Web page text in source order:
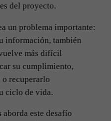
del proyecto.
un problema importante:
información, también
más difícil
su cumplimiento,
recuperarlo
ciclo de vida.
aborda este desafío